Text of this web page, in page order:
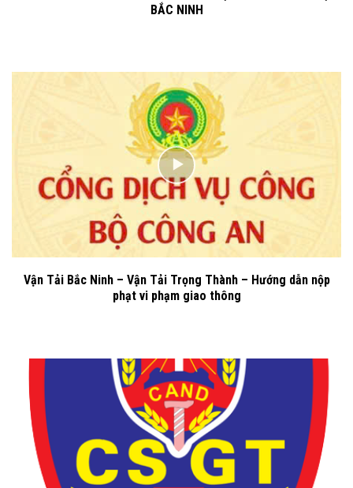
BẮC NINH
Vận Tải Bắc Ninh – Vận Tải Trọng Thành – Hướng dẫn nộp
phạt vi phạm giao thông